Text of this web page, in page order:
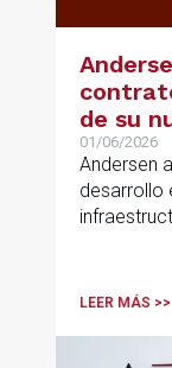
de su
01/06/2026
Andersen
desarrollo
LEER MÁS >>